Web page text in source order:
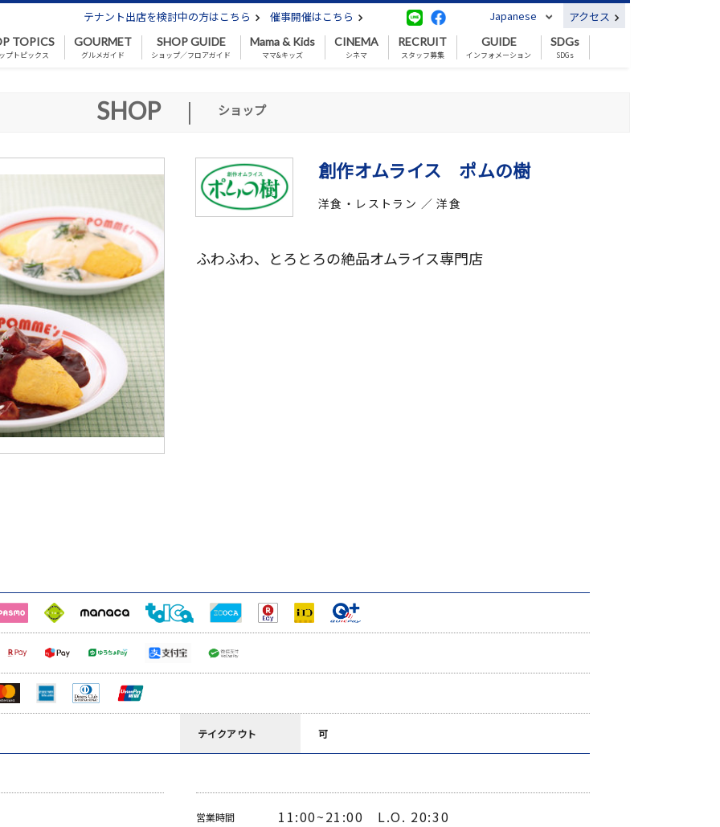
テナント出店を検討中の方はこちら 催事開催はこちら Japanese アクセス
TOPICS
プトピックス
GOURMET
グルメガイド
SHOP GUIDE
ショップ／フロアガイド
Mama & Kids
ママ&キッズ
CINEMA
シネマ
RECRUIT
スタッフ募集
GUIDE
インフォメーション
SDGs
SDGs
SHOP | ショップ
創作オムライス ポムの樹
洋食・レストラン ／ 洋食
ふわふわ、とろとろの絶品オムライス専門店
テイクアウト 可
営業時間 11:00~21:00 L.O. 20:30